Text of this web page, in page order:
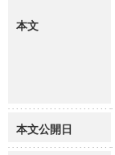
本文
本文公開日